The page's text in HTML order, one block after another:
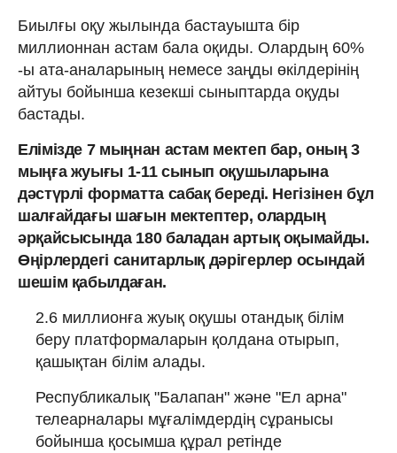
Биылғы оқу жылында бастауышта бір
миллионнан астам бала оқиды. Олардың 60%
-ы ата-аналарының немесе заңды өкілдерінің
айтуы бойынша кезекші сыныптарда оқуды
бастады.
Елімізде 7 мыңнан астам мектеп бар, оның 3
мыңға жуығы 1-11 сынып оқушыларына
дәстүрлі форматта сабақ береді. Негізінен бұл
шалғайдағы шағын мектептер, олардың
әрқайсысында 180 баладан артық оқымайды.
Өңірлердегі санитарлық дәрігерлер осындай
шешім қабылдаған.
2.6 миллионға жуық оқушы отандық білім
беру платформаларын қолдана отырып,
қашықтан білім алады.
Республикалық "Балапан" және "Ел арна"
телеарналары мұғалімдердің сұранысы
бойынша қосымша құрал ретінде